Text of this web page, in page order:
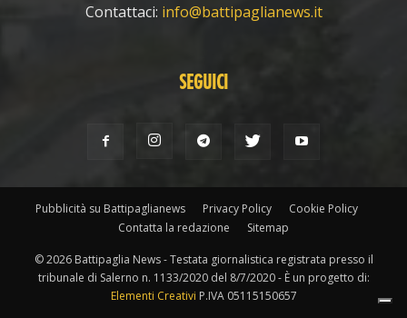
Contattaci: info@battipaglianews.it
SEGUICI
Pubblicità su Battipaglianews Privacy Policy
Cookie Policy
Contatta la redazione
Sitemap
© 2026 Battipaglia News - Testata giornalistica registrata presso il
tribunale di Salerno n. 1133/2020 del 8/7/2020 - È un progetto di:
Elementi Creativi P.IVA 05115150657